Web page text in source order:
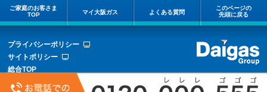
ご家庭のお客さま
TOP
マイ大阪ガス よくある質問
このページの
先頭に戻る
プライバシーポリシー
サイトポリシー
総合TOP
サイトマップ